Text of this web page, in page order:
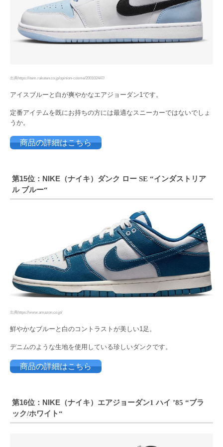
出典https://item.rakuten.co.jp/opinion-cosme/200102447/
アイスブルーと白が爽やかなエアジョーダン1です。
定番アイテムを既にお持ちの方には最適なスニーカーではないでしょ
うか。
商品の詳細はこちら
第15位：NIKE（ナイキ）ダンク ロー SE “インダストリア
ル ブルー“
出典https://www.amazon.co.jp/
鮮やかなブルーと白のコントラストが美しい1足。
デニムのような生地を使用している珍しいダンクです。
商品の詳細はこちら
第16位：NIKE（ナイキ）エアジョーダン1ハイ ’85 “ブラ
ック/ホワイト“